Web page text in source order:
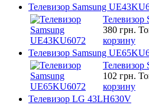
Телевизор Samsung
Телевизор
380 грн.
корзину
Телевизор Samsung
Телевизор
102 грн.
корзину
Телевизор LG 43LH630V